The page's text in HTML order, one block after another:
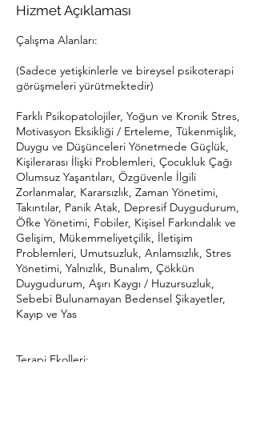
Hizmet Açıklaması
Çalışma Alanları:
(Sadece yetişkinlerle ve bireysel psikoterapi
görüşmeleri yürütmektedir)
Farklı Psikopatolojiler, Yoğun ve Kronik Stres,
Motivasyon Eksikliği / Erteleme, Tükenmişlik,
Duygu ve Düşünceleri Yönetmede Güçlük,
Kişilerarası İlişki Problemleri, Çocukluk Çağı
Olumsuz Yaşantıları, Özgüvenle İlgili
Zorlanmalar, Kararsızlık, Zaman Yönetimi,
Takıntılar, Panik Atak, Depresif Duygudurum,
Öfke Yönetimi, Fobiler, Kişisel Farkındalık ve
Gelişim, Mükemmeliyetçilik, İletişim
Problemleri, Umutsuzluk, Anlamsızlık, Stres
Yönetimi, Yalnızlık, Bunalım, Çökkün
Duygudurum, Aşırı Kaygı / Huzursuzluk,
Sebebi Bulunamayan Bedensel Şikayetler,
Kayıp ve Yas
Terapi Ekolleri: